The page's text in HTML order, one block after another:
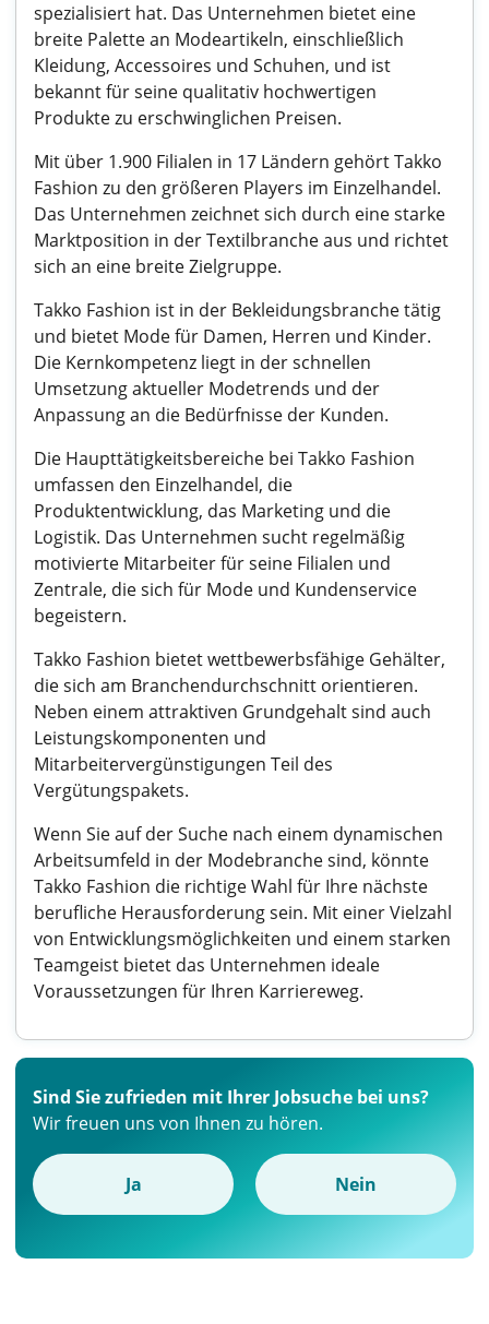
spezialisiert hat. Das Unternehmen bietet eine
breite Palette an Modeartikeln, einschließlich
Kleidung, Accessoires und Schuhen, und ist
bekannt für seine qualitativ hochwertigen
Produkte zu erschwinglichen Preisen.
Mit über 1.900 Filialen in 17 Ländern gehört Takko
Fashion zu den größeren Players im Einzelhandel.
Das Unternehmen zeichnet sich durch eine starke
Marktposition in der Textilbranche aus und richtet
sich an eine breite Zielgruppe.
Takko Fashion ist in der Bekleidungsbranche tätig
und bietet Mode für Damen, Herren und Kinder.
Die Kernkompetenz liegt in der schnellen
Umsetzung aktueller Modetrends und der
Anpassung an die Bedürfnisse der Kunden.
Die Haupttätigkeitsbereiche bei Takko Fashion
umfassen den Einzelhandel, die
Produktentwicklung, das Marketing und die
Logistik. Das Unternehmen sucht regelmäßig
motivierte Mitarbeiter für seine Filialen und
Zentrale, die sich für Mode und Kundenservice
begeistern.
Takko Fashion bietet wettbewerbsfähige Gehälter,
die sich am Branchendurchschnitt orientieren.
Neben einem attraktiven Grundgehalt sind auch
Leistungskomponenten und
Mitarbeitervergünstigungen Teil des
Vergütungspakets.
Wenn Sie auf der Suche nach einem dynamischen
Arbeitsumfeld in der Modebranche sind, könnte
Takko Fashion die richtige Wahl für Ihre nächste
berufliche Herausforderung sein. Mit einer Vielzahl
von Entwicklungsmöglichkeiten und einem starken
Teamgeist bietet das Unternehmen ideale
Voraussetzungen für Ihren Karriereweg.
Sind Sie zufrieden mit Ihrer Jobsuche bei uns?
Wir freuen uns von Ihnen zu hören.
Ja Nein